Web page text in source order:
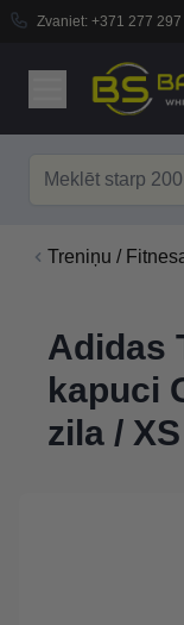
Zvaniet: +371 277 297
Treniņu /
Adidas
kapuci
zila / XS